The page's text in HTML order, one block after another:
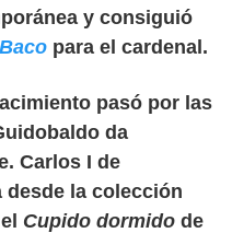
y consiguió
Baco para el cardenal.
pasó por las
da
Carlos I de
la colección
Cupido dormido de